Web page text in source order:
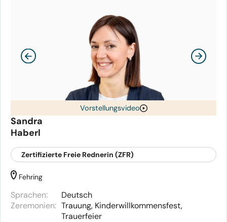
Vorstellungsvideo
Sandra
Haberl
Zertifizierte Freie Rednerin (ZFR)
Fehring
Sprachen:
Deutsch
Zeremonien: Trauung, Kinderwillkommensfest,
Trauerfeier